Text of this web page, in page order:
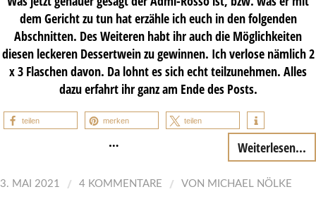
dem Gericht zu tun hat erzähle ich euch in den folgenden
Abschnitten. Des Weiteren habt ihr auch die Möglichkeiten
diesen leckeren Dessertwein zu gewinnen. Ich verlose nämlich 2
x 3 Flaschen davon. Da lohnt es sich echt teilzunehmen. Alles
dazu erfahrt ihr ganz am Ende des Posts.
teilen merken teilen
… Weiterlesen...
3. MAI 2021 / 4 KOMMENTARE / VON MICHAEL NÖLKE